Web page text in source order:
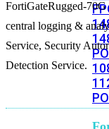
FortiGateRugged-
central logging &
Service, Security
Detection Service.